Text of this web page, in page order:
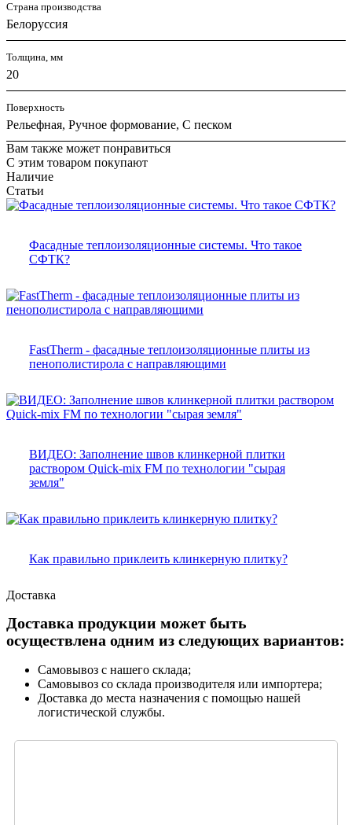
Страна производства
Белоруссия
Толщина, мм
20
Поверхность
Рельефная, Ручное формование, С песком
Вам также может понравиться
С этим товаром покупают
Наличие
Статьи
Фасадные теплоизоляционные системы. Что такое
СФТК?
FastTherm - фасадные теплоизоляционные плиты из
пенополистирола с направляющими
ВИДЕО: Заполнение швов клинкерной плитки
раствором Quick-mix FM по технологии "сырая
земля"
Как правильно приклеить клинкерную плитку?
Доставка
Доставка продукции может быть
осуществлена одним из следующих вариантов:
Самовывоз с нашего склада;
Самовывоз со склада производителя или импортера;
Доставка до места назначения с помощью нашей
логистической службы.